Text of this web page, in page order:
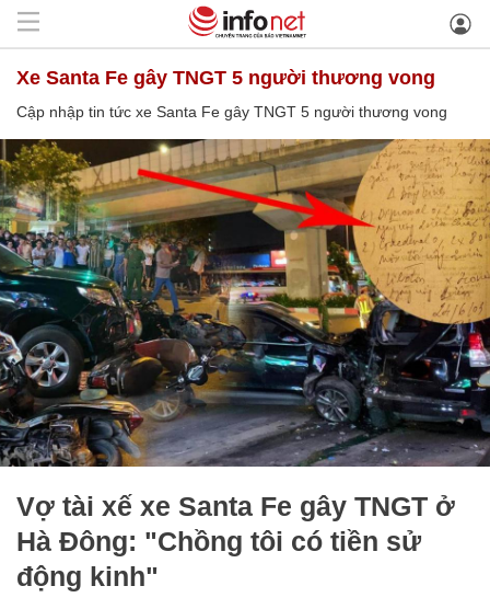
xe Santa Fe gây TNGT 5 người thương vong
Cập nhập tin tức xe Santa Fe gây TNGT 5 người thương vong
Vợ tài xế xe Santa Fe gây TNGT ở
Hà Đông: "Chồng tôi có tiền sử
động kinh"